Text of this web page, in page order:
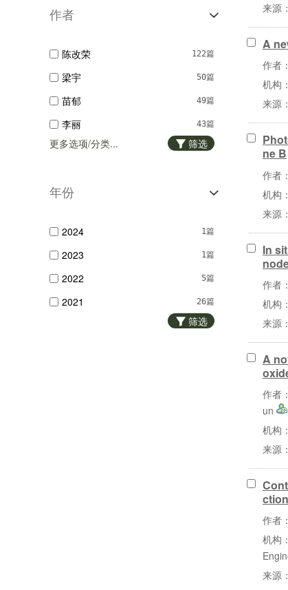
12篇
广东化工
1篇
大学外语部
教育科学学院
数学与信息科学学...
管理学院
作者
122篇
陈改荣
50篇
梁宇
49篇
苗郁
43篇
李丽
43篇
刘冰
38篇
李红玲
更多选项/分类... 筛选
年份
1篇
2024
1篇
2023
5篇
2022
26篇
2021
62篇
筛选
来源
A
作者：
机构
来源
ne B
作者：
机构
来源
In
作者：
机构
来源
A
作者：
un
机构
来源
作者：
机构
来源